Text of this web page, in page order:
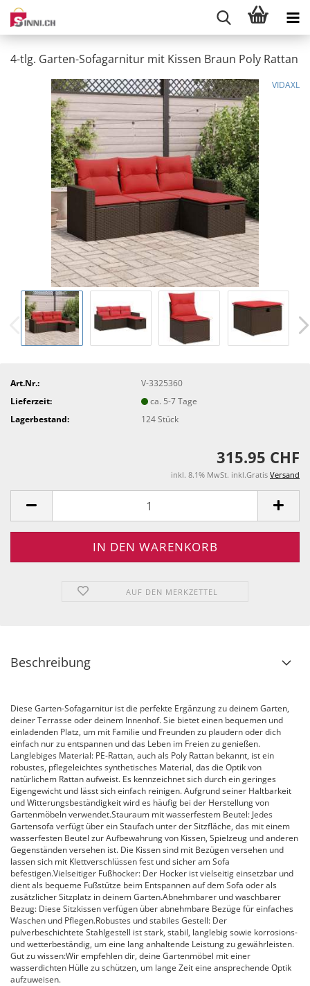
4-tlg. Garten-Sofagarnitur mit Kissen Braun Poly Rattan
VIDAXL
Art.Nr.:
V-3325360
Lieferzeit:
ca. 5-7 Tage
Lagerbestand:
124Stück
315.95 CHF
inkl. 8.1% MwSt. inkl.Gratis Versand
AUF DEN MERKZETTEL
Beschreibung
Diese Garten-Sofagarnitur ist die perfekte Ergänzung zu deinem Garten,
deiner Terrasse oder deinem Innenhof. Sie bietet einen bequemen und
einladenden Platz, um mit Familie und Freunden zu plaudern oder dich
einfach nur zu entspannen und das Leben im Freien zu genießen.
Langlebiges Material: PE-Rattan, auch als Poly Rattan bekannt, ist ein
robustes, pflegeleichtes synthetisches Material, das die Optik von
natürlichem Rattan aufweist. Es kennzeichnet sich durch ein geringes
Eigengewicht und lässt sich einfach reinigen. Aufgrund seiner Haltbarkeit
und Witterungsbeständigkeit wird es häufig bei der Herstellung von
Gartenmöbeln verwendet.Stauraum mit wasserfestem Beutel: Jedes
Gartensofa verfügt über ein Staufach unter der Sitzfläche, das mit einem
wasserfesten Beutel zur Aufbewahrung von Kissen, Spielzeug und anderen
Gegenständen versehen ist. Die Kissen sind mit Bezügen versehen und
lassen sich mit Klettverschlüssen fest und sicher am Sofa
befestigen.Vielseitiger Fußhocker: Der Hocker ist vielseitig einsetzbar und
dient als bequeme Fußstütze beim Entspannen auf dem Sofa oder als
zusätzlicher Sitzplatz in deinem Garten.Abnehmbarer und waschbarer
Bezug: Diese Sitzkissen verfügen über abnehmbare Bezüge für einfaches
Waschen und Pflegen.Robustes und stabiles Gestell: Der
pulverbeschichtete Stahlgestell ist stark, stabil, langlebig sowie korrosions-
und wetterbeständig, um eine lang anhaltende Leistung zu gewährleisten.
Gut zu wissen:Wir empfehlen dir, deine Gartenmöbel mit einer
wasserdichten Hülle zu schützen, um lange Zeit eine ansprechende Optik
aufzuweisen.